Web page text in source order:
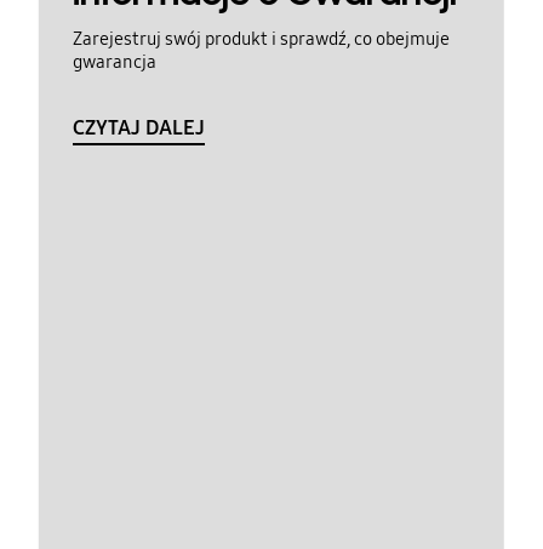
Zarejestruj swój produkt i sprawdź, co obejmuje
gwarancja
CZYTAJ DALEJ